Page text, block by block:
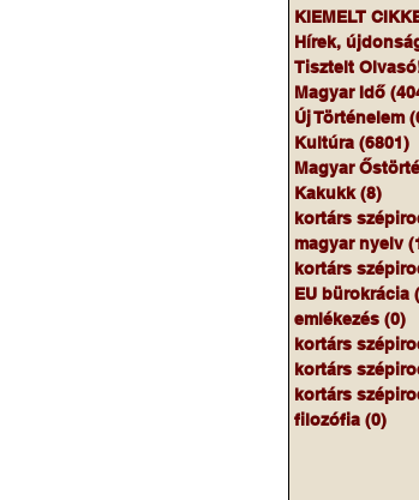
KIEMELT
Hírek,
Tisztelt
Magyar Idő
Új Történelem
Kultúra (6801)
Magyar
Kakukk (8)
kortárs
magyar nyelv
kortárs
EU bürokrácia
emlékezés (0)
kortárs
kortárs
kortárs
filozófia (0)